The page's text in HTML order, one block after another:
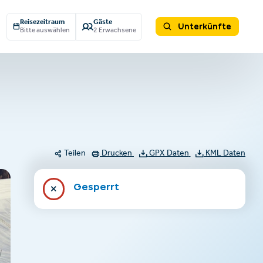
Reisezeitraum
Bitte auswählen
Gäste
2 Erwachsene
Unterkünfte
Teilen Drucken GPX Daten KML Daten
Gesperrt